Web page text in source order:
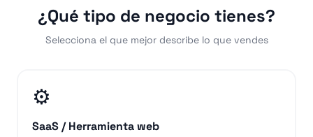
¿Qué tipo de negocio tienes?
Selecciona el que mejor describe lo que vendes
⚙️
SaaS / Herramienta web